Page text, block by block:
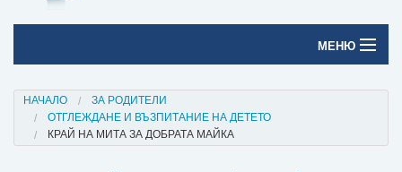
МЕНЮ
Печатни книги
НАЧАЛО
ЗА РОДИТЕЛИ
ОТГЛЕЖДАНЕ И ВЪЗПИТАНИЕ НА ДЕТЕТО
КРАЙ НА МИТА ЗА ДОБРАТА МАЙКА